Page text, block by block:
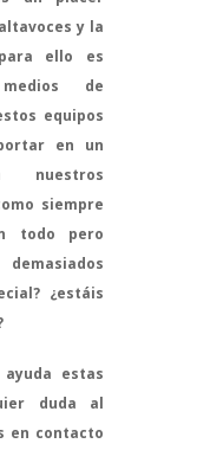
y la
ello es
de
equipos
en un
nuestros
siempre
todo pero
¿estáis
estas
duda al
en contacto